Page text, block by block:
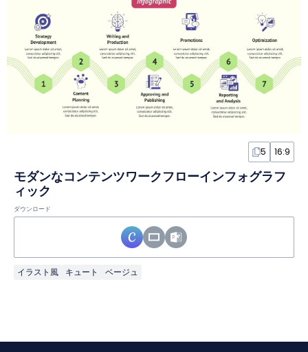
5 16:9
モダンなコンテンツワークフローインフォグラフ
ィック
ダウンロード
イラスト風 キュート ベージュ